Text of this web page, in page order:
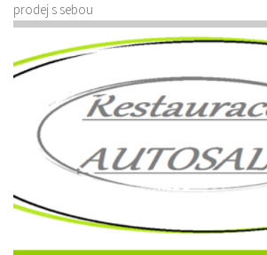
prodej s sebou